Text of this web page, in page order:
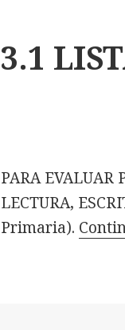
3.1
PARA EVALUAR
LECTURA,
Primaria).